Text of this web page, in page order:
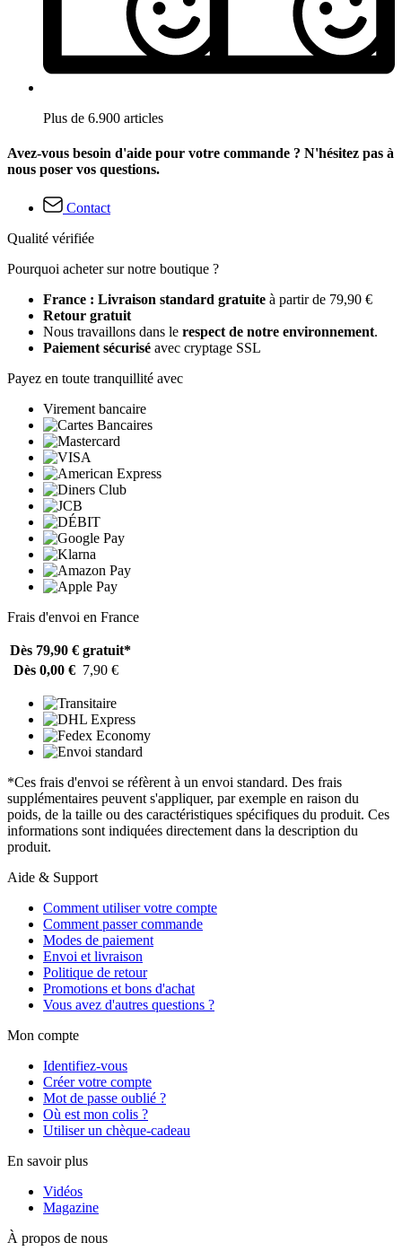
Plus de 6.900 articles
Avez-vous besoin d'aide pour votre commande ? N'hésitez pas à
nous poser vos questions.
Contact
Qualité vérifiée
Pourquoi acheter sur notre boutique ?
France : Livraison standard gratuite à partir de 79,90 €
Retour gratuit
Nous travaillons dans le respect de notre environnement.
Paiement sécurisé avec cryptage SSL
Payez en toute tranquillité avec
Virement bancaire
Frais d'envoi en France
Dès 79,90 € gratuit*
Dès 0,00 € 7,90 €
*Ces frais d'envoi se réfèrent à un envoi standard. Des frais
supplémentaires peuvent s'appliquer, par exemple en raison du
poids, de la taille ou des caractéristiques spécifiques du produit. Ces
informations sont indiquées directement dans la description du
produit.
Aide & Support
Comment utiliser votre compte
Comment passer commande
Modes de paiement
Envoi et livraison
Politique de retour
Promotions et bons d'achat
Vous avez d'autres questions ?
Mon compte
Identifiez-vous
Créer votre compte
Mot de passe oublié ?
Où est mon colis ?
Utiliser un chèque-cadeau
En savoir plus
Vidéos
Magazine
À propos de nous